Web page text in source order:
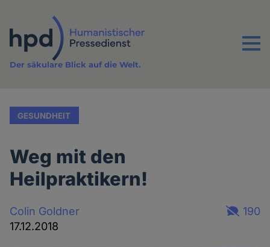
Inhalt
Menu
Der säkulare Blick auf die Welt.
GESUNDHEIT
Weg mit den
Heilpraktikern!
Colin Goldner
17.12.2018
190